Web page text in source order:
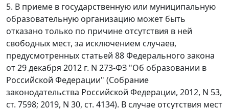
5. В приеме в государственную или муниципальную
образовательную организацию может быть
отказано только по причине отсутствия в ней
свободных мест, за исключением случаев,
предусмотренных статьей 88 Федерального закона
от 29 декабря 2012 г. N 273-ФЗ "Об образовании в
Российской Федерации" (Собрание
законодательства Российской Федерации, 2012, N 53,
ст. 7598; 2019, N 30, ст. 4134). В случае отсутствия мест